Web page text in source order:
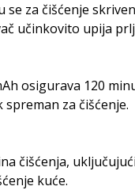
se za čišćenje
učinkovito upija
osigurava 120
za čišćenje.
čišćenja,
kuće.